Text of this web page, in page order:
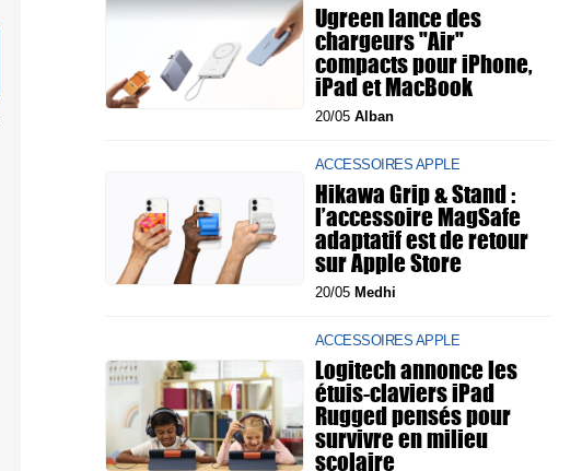
Ugreen lance des
chargeurs "Air"
compacts pour iPhone,
iPad et MacBook
20/05 Alban
ACCESSOIRES APPLE
Hikawa Grip & Stand :
l’accessoire MagSafe
adaptatif est de retour
sur Apple Store
20/05 Medhi
ACCESSOIRES APPLE
Logitech annonce les
étuis-claviers iPad
Rugged pensés pour
survivre en milieu
scolaire